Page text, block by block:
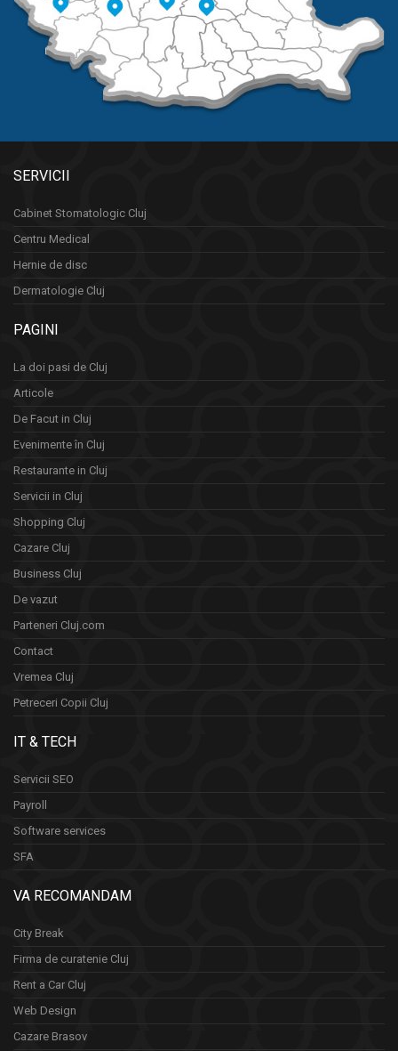
SERVICII
Cabinet Stomatologic Cluj
Centru Medical
Hernie de disc
Dermatologie Cluj
PAGINI
La doi pasi de Cluj
Articole
De Facut in Cluj
Evenimente în Cluj
Restaurante in Cluj
Servicii in Cluj
Shopping Cluj
Cazare Cluj
Business Cluj
De vazut
Parteneri Cluj.com
Contact
Vremea Cluj
Petreceri Copii Cluj
IT & TECH
Servicii SEO
Payroll
Software services
SFA
VA RECOMANDAM
City Break
Firma de curatenie Cluj
Rent a Car Cluj
Web Design
Cazare Brasov